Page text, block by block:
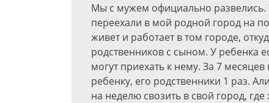
Мы с мужем официально развелись.
переехали в мой родной город на
живет и работает в том городе,
родственников с сыном. У ребенка
могут приехать к нему. За 7
ребенку, его родственники 1 раз.
на неделю свозить в свой город,